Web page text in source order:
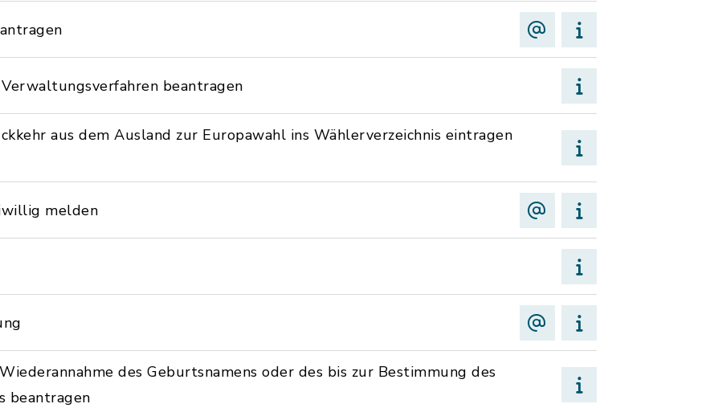
beantragen
aus dem Ausland zur Europawahl ins Wählerverzeichnis eintragen
melden
des Geburtsnamens oder des bis zur Bestimmung des
beantragen